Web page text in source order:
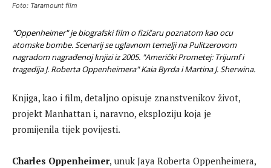
Foto: Taramount film
"Oppenheimer" je biografski film o fizičaru poznatom kao ocu
atomske bombe. Scenarij se uglavnom temelji na Pulitzerovom
nagradom nagrađenoj knjizi iz 2005. "Američki Prometej: Trijumf i
tragedija J. Roberta Oppenheimera" Kaia Byrda i Martina J. Sherwina.
Knjiga, kao i film, detaljno opisuje znanstvenikov život,
projekt Manhattan i, naravno, eksploziju koja je
promijenila tijek povijesti.
Charles Oppenheimer, unuk Jaya Roberta Oppenheimera,